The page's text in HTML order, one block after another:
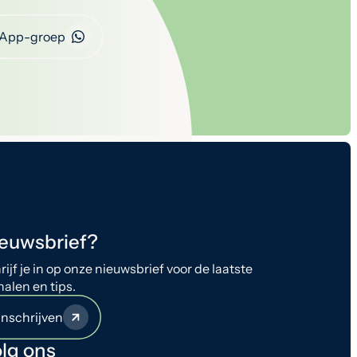
groep
je in op onze nieuwsbrief voor de laatste
en tips.
ons